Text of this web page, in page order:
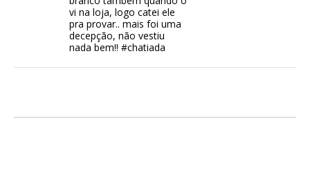
vi na loja, logo catei ele
pra provar.. mais foi uma
decepção, não vestiu
nada bem!! #chatiada